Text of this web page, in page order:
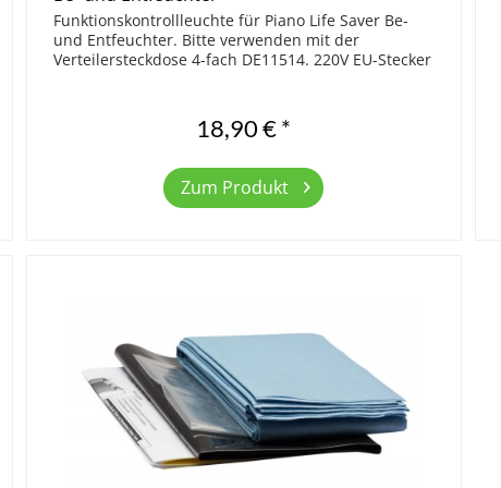
installieren lassen
Saver
hilft das Feuchtigkeitskontrollsystem
in einem Klavier zu kontrollieren,
wirkungsvoll klimatische
Funktionskontrollleuchte für Piano Life Saver Be-
und Entfeuchter. Bitte verwenden mit der
Verteilersteckdose 4-fach DE11514. 220V EU-Stecker
18,90 € *
Zum Produkt